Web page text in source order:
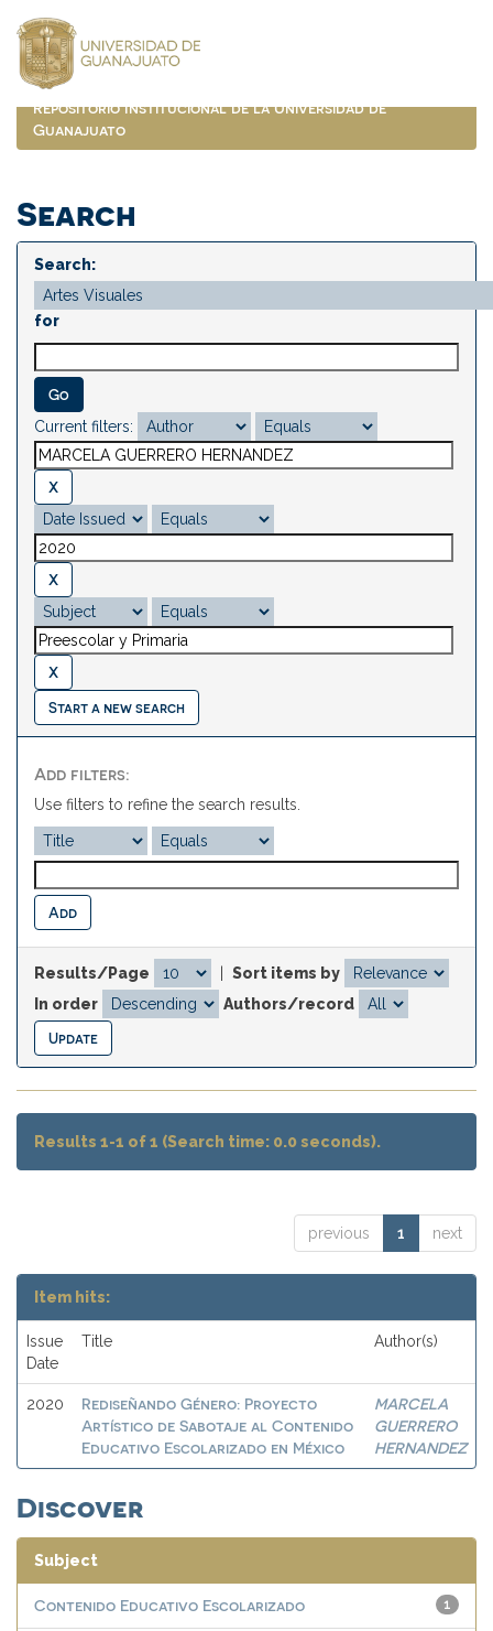
navigation
Repositorio Institucional de la Universidad de
Guanajuato
Search
Search:
for
Current filters:
Start a new search
Add filters:
Use filters to refine the search results.
Results/Page
Sort items by
In order
Authors/record
Results 1-1 of 1 (Search time: 0.0 seconds).
previous 1 next
Item hits:
Issue
Date
Title Author(s)
2020
Rediseñando Género: Proyecto
Artístico de Sabotaje al Contenido
Educativo Escolarizado en México
MARCELA
GUERRERO
HERNANDEZ
Discover
Subject
1
Contenido Educativo Escolarizado